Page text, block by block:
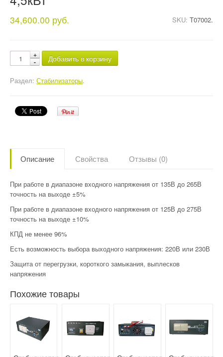
34,600.00 руб. SKU: T07002.
Добавить в корзину
Раздел: Стабилизаторы.
Описание Свойства Отзывы (0)
При работе в диапазоне входного напряжения от 135В до 265В
точность на выходе ±5%
При работе в диапазоне входного напряжения от 125В до 275В
точность на выходе ±10%
КПД не менее 96%
Есть возможность выбора выходного напряжения: 220В или 230В
Защита от перегрузки, короткого замыкания, выплесков
напряжения
Похожие товары